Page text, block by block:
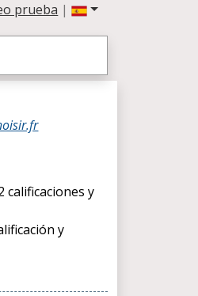
prueba |
calificaciones y
y